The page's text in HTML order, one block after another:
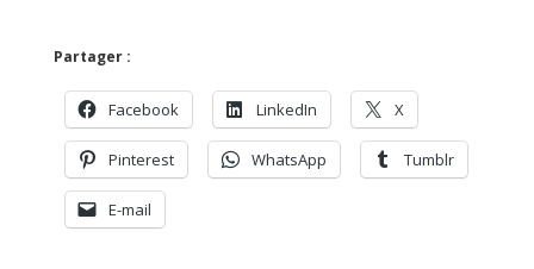
Partager :
Facebook LinkedIn X
Pinterest WhatsApp Tumblr
E-mail